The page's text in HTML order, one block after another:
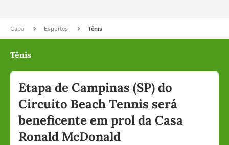
Capa Esportes Tênis
Tênis
Etapa de Campinas (SP) do
Circuito Beach Tennis será
beneficente em prol da Casa
Ronald McDonald